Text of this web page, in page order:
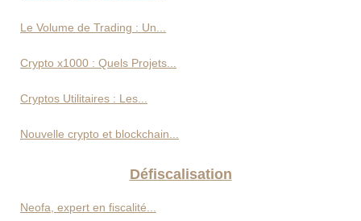
Le Volume de Trading : Un...
Crypto x1000 : Quels Projets...
Cryptos Utilitaires : Les...
Nouvelle crypto et blockchain...
Défiscalisation
Neofa, expert en fiscalité...